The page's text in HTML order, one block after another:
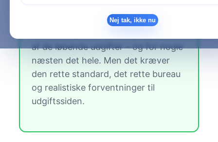
Nej tak, ikke nu
250.000 kr. om året i lejeindtægt. For
af de løbende udgifter – og for nogle
næsten det hele. Men det kræver
den rette standard, det rette bureau
og realistiske forventninger til
udgiftssiden.